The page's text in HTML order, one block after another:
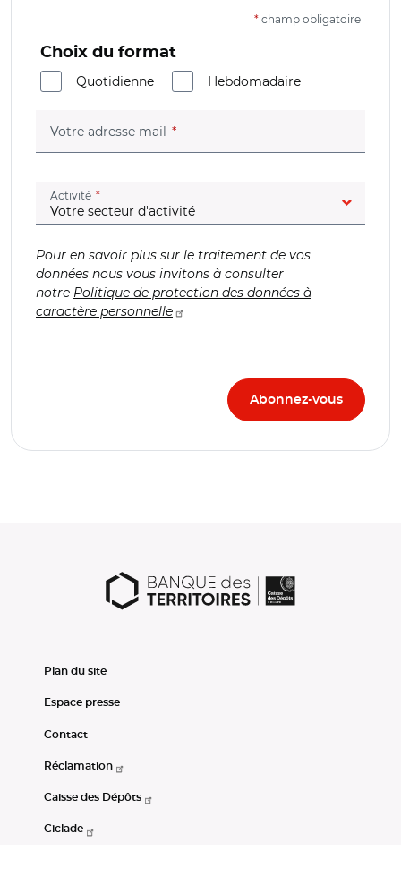
* champ obligatoire
Choix du format
Quotidienne
Hebdomadaire
Votre adresse mail (champ obligatoire)
Activité (champ obligatoire)
Pour en savoir plus sur le traitement de vos
données nous vous invitons à consulter
notre Politique de protection des données à
caractère personnelle
Plan du site
Espace presse
Contact
Réclamation
Caisse des Dépôts
Ciclade